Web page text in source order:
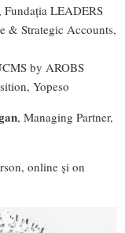
Fundația LEADERS
& Strategic Accounts,
by AROBS
Yopeso
, Managing Partner,
online și on